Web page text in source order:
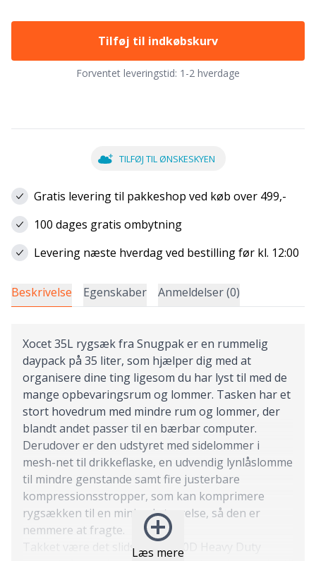
Tilføj til indkøbskurv
Forventet leveringstid: 1-2 hverdage
TILFØJ TIL ØNSKESKYEN
Gratis levering til pakkeshop ved køb over 499,-
100 dages gratis ombytning
Levering næste hverdag ved bestilling før kl. 12:00
Beskrivelse Egenskaber Anmeldelser (0)
Læs mere
Xocet 35L rygsæk fra Snugpak er en rummelig
daypack på 35 liter, som hjælper dig med at
organisere dine ting ligesom du har lyst til med de
mange opbevaringsrum og lommer. Tasken har et
stort hovedrum med mindre rum og lommer, der
blandt andet passer til en bærbar computer.
Derudover er den udstyret med sidelommer i
mesh-net til drikkeflaske, en udvendig lynlåslomme
til mindre genstande samt fire justerbare
kompressionsstropper, som kan komprimere
rygsækken til en minimal størrelse, så den er
nemmere at fragte.
Takket være det slidstærke 600D Heavy Duty